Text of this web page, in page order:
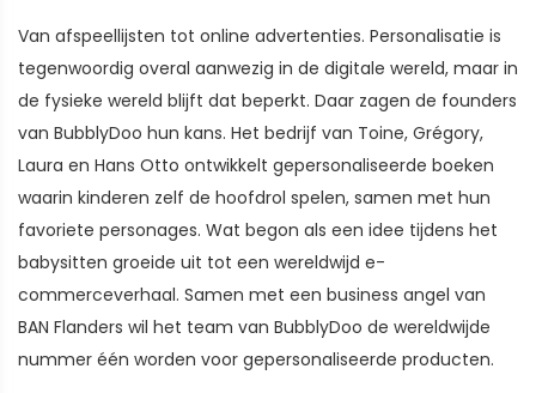
Van afspeellijsten tot online advertenties. Personalisatie is
tegenwoordig overal aanwezig in de digitale wereld, maar in
de fysieke wereld blijft dat beperkt. Daar zagen de founders
van BubblyDoo hun kans. Het bedrijf van Toine, Grégory,
Laura en Hans Otto ontwikkelt gepersonaliseerde boeken
waarin kinderen zelf de hoofdrol spelen, samen met hun
favoriete personages. Wat begon als een idee tijdens het
babysitten groeide uit tot een wereldwijd e-
commerceverhaal. Samen met een business angel van
BAN Flanders wil het team van BubblyDoo de wereldwijde
nummer één worden voor gepersonaliseerde producten.